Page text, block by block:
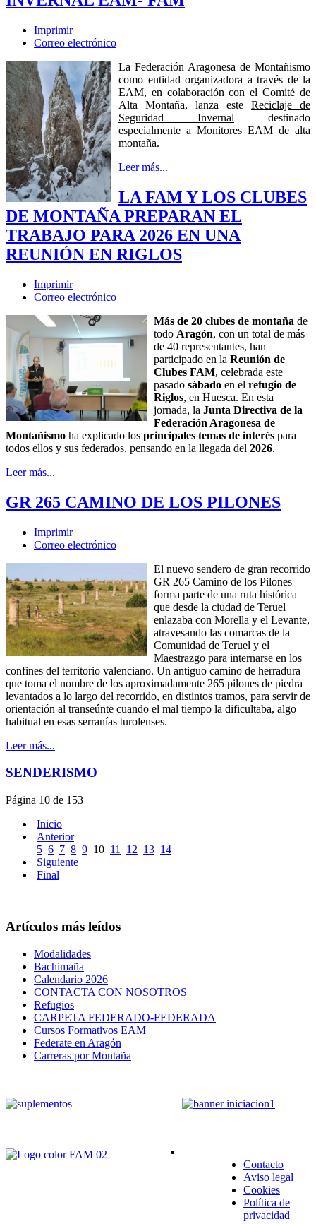
Imprimir
Correo electrónico
La Federación Aragonesa de Montañismo
como entidad organizadora a través de la
EAM, en colaboración con el Comité de
Alta Montaña, lanza este Reciclaje de
Seguridad Invernal destinado
especialmente a Monitores EAM de alta
montaña.
Leer más...
LA FAM Y LOS CLUBES
DE MONTAÑA PREPARAN EL
TRABAJO PARA 2026 EN UNA
REUNIÓN EN RIGLOS
Imprimir
Correo electrónico
Más de 20 clubes de montaña de
todo Aragón, con un total de más
de 40 representantes, han
participado en la Reunión de
Clubes FAM, celebrada este
pasado sábado en el refugio de
Riglos, en Huesca. En esta
jornada, la Junta Directiva de la
Federación Aragonesa de
Montañismo ha explicado los principales temas de interés para
todos ellos y sus federados, pensando en la llegada del 2026.
Leer más...
GR 265 CAMINO DE LOS PILONES
Imprimir
Correo electrónico
El nuevo sendero de gran recorrido
GR 265 Camino de los Pilones
forma parte de una ruta histórica
que desde la ciudad de Teruel
enlazaba con Morella y el Levante,
atravesando las comarcas de la
Comunidad de Teruel y el
Maestrazgo para internarse en los
confines del territorio valenciano. Un antiguo camino de herradura
que toma el nombre de los aproximadamente 265 pilones de piedra
levantados a lo largo del recorrido, en distintos tramos, para servir de
orientación al transeúnte cuando el mal tiempo la dificultaba, algo
habitual en esas serranías turolenses.
Leer más...
SENDERISMO
Página 10 de 153
Inicio
Anterior
5 6 7 8 9 10 11 12 13 14
Siguiente
Final
Artículos más leídos
Modalidades
Bachimaña
Calendario 2026
CONTACTA CON NOSOTROS
Refugios
CARPETA FEDERADO-FEDERADA
Cursos Formativos EAM
Federate en Aragón
Carreras por Montaña
Contacto
Aviso legal
Cookies
Política de
privacidad